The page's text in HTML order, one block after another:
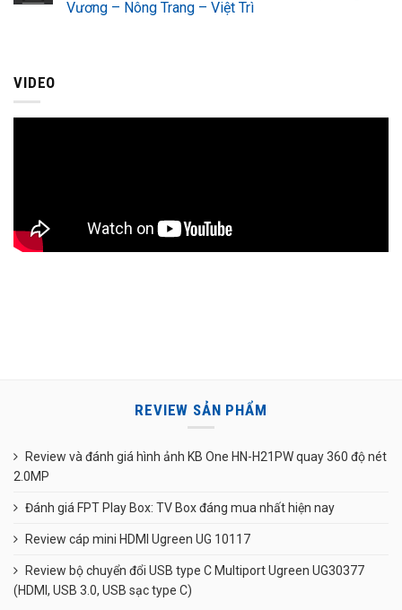
Vương – Nông Trang – Việt Trì
VIDEO
REVIEW SẢN PHẨM
Review và đánh giá hình ảnh KB One HN-H21PW quay 360 độ nét
2.0MP
Đánh giá FPT Play Box: TV Box đáng mua nhất hiện nay
Review cáp mini HDMI Ugreen UG 10117
Review bộ chuyển đổi USB type C Multiport Ugreen UG30377
(HDMI, USB 3.0, USB sạc type C)